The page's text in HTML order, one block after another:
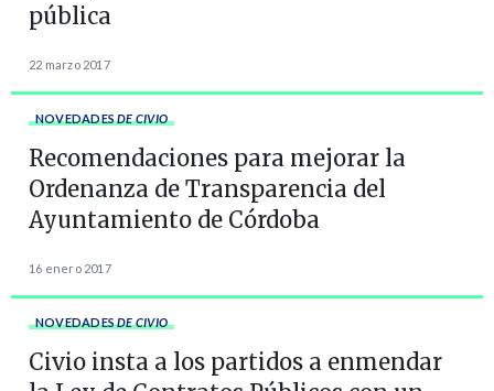
pública
22 marzo 2017
NOVEDADES DE CIVIO
Recomendaciones para mejorar la
Ordenanza de Transparencia del
Ayuntamiento de Córdoba
16 enero 2017
NOVEDADES DE CIVIO
Civio insta a los partidos a enmendar